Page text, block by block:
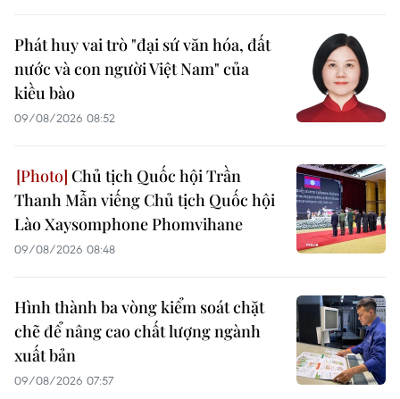
Phát huy vai trò "đại sứ văn hóa, đất
nước và con người Việt Nam" của
kiều bào
09/08/2026 08:52
Chủ tịch Quốc hội Trần
Thanh Mẫn viếng Chủ tịch Quốc hội
Lào Xaysomphone Phomvihane
09/08/2026 08:48
Hình thành ba vòng kiểm soát chặt
chẽ để nâng cao chất lượng ngành
xuất bản
09/08/2026 07:57